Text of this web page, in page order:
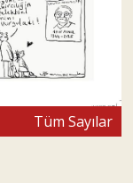
Tüm Sayılar